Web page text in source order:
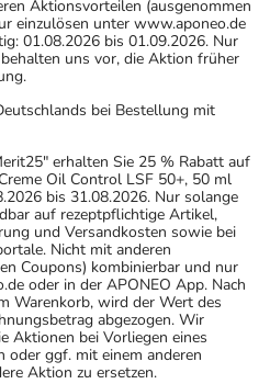
Aktionsvorteilen (ausgenommen
einzulösen unter www.aponeo.de
01.08.2026 bis 01.09.2026. Nur
uns vor, die Aktion früher
bei Bestellung mit
erhalten Sie 25 % Rabatt auf
Oil Control LSF 50+, 50 ml
bis 31.08.2026. Nur solange
auf rezeptpflichtige Artikel,
und Versandkosten sowie bei
Nicht mit anderen
Coupons) kombinierbar und nur
oder in der APONEO App. Nach
Warenkorb, wird der Wert des
abgezogen. Wir
Aktionen bei Vorliegen eines
oder ggf. mit einem anderen
Aktion zu ersetzen.